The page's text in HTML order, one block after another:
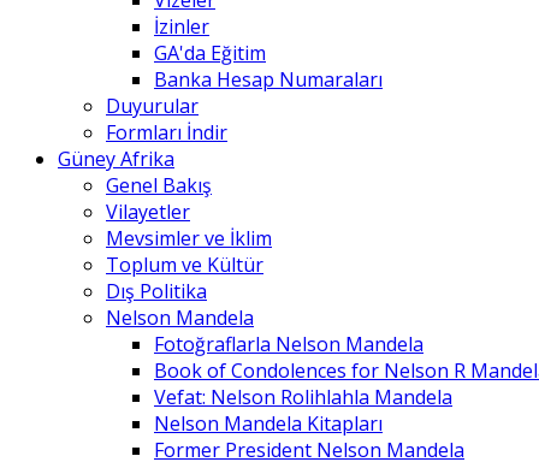
İzinler
GA'da Eğitim
Banka Hesap Numaraları
Duyurular
Formları İndir
Güney Afrika
Genel Bakış
Vilayetler
Mevsimler ve İklim
Toplum ve Kültür
Dış Politika
Nelson Mandela
Fotoğraflarla Nelson Mandela
Book of Condolences for Nelson R
Vefat: Nelson Rolihlahla Mandela
Nelson Mandela Kitapları
Former President Nelson Mandela